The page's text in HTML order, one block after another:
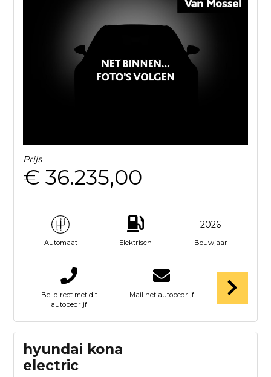
Prijs
€ 36.235,00
Automaat Elektrisch
2026
Bouwjaar
Bel direct met dit
autobedrijf
Mail het autobedrijf
hyundai kona
electric